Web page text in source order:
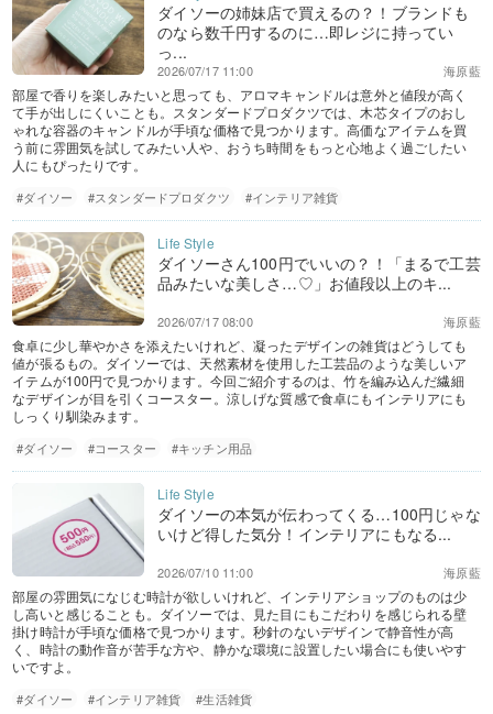
ダイソーの姉妹店で買えるの？！ブランドも
のなら数千円するのに…即レジに持ってい
っ...
海原藍
2026/07/17 11:00
部屋で香りを楽しみたいと思っても、アロマキャンドルは意外と値段が高く
て手が出しにくいことも。スタンダードプロダクツでは、木芯タイプのおし
ゃれな容器のキャンドルが手頃な価格で見つかります。高価なアイテムを買
う前に雰囲気を試してみたい人や、おうち時間をもっと心地よく過ごしたい
人にもぴったりです。
#ダイソー #スタンダードプロダクツ #インテリア雑貨
ダイソーさん100円でいいの？！「まるで工芸
品みたいな美しさ…♡」お値段以上のキ...
海原藍
2026/07/17 08:00
食卓に少し華やかさを添えたいけれど、凝ったデザインの雑貨はどうしても
値が張るもの。ダイソーでは、天然素材を使用した工芸品のような美しいア
イテムが100円で見つかります。今回ご紹介するのは、竹を編み込んだ繊細
なデザインが目を引くコースター。涼しげな質感で食卓にもインテリアにも
しっくり馴染みます。
#ダイソー #コースター #キッチン用品
ダイソーの本気が伝わってくる…100円じゃな
いけど得した気分！インテリアにもなる...
海原藍
2026/07/10 11:00
部屋の雰囲気になじむ時計が欲しいけれど、インテリアショップのものは少
し高いと感じることも。ダイソーでは、見た目にもこだわりを感じられる壁
掛け時計が手頃な価格で見つかります。秒針のないデザインで静音性が高
く、時計の動作音が苦手な方や、静かな環境に設置したい場合にも使いやす
いですよ。
#ダイソー #インテリア雑貨 #生活雑貨